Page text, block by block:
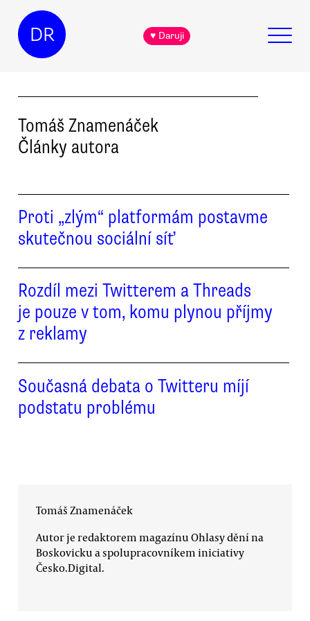
DR ♥ Daruji
Tomáš Znamenáček
Články autora
Proti „zlým“ platformám postavme
skutečnou sociální síť
Rozdíl mezi Twitterem a Threads
je pouze v tom, komu plynou příjmy
z reklamy
Současná debata o Twitteru míjí
podstatu problému
Tomáš Znamenáček
Autor je redaktorem magazínu Ohlasy dění na
Boskovicku a spolupracovníkem iniciativy
Česko.Digital.